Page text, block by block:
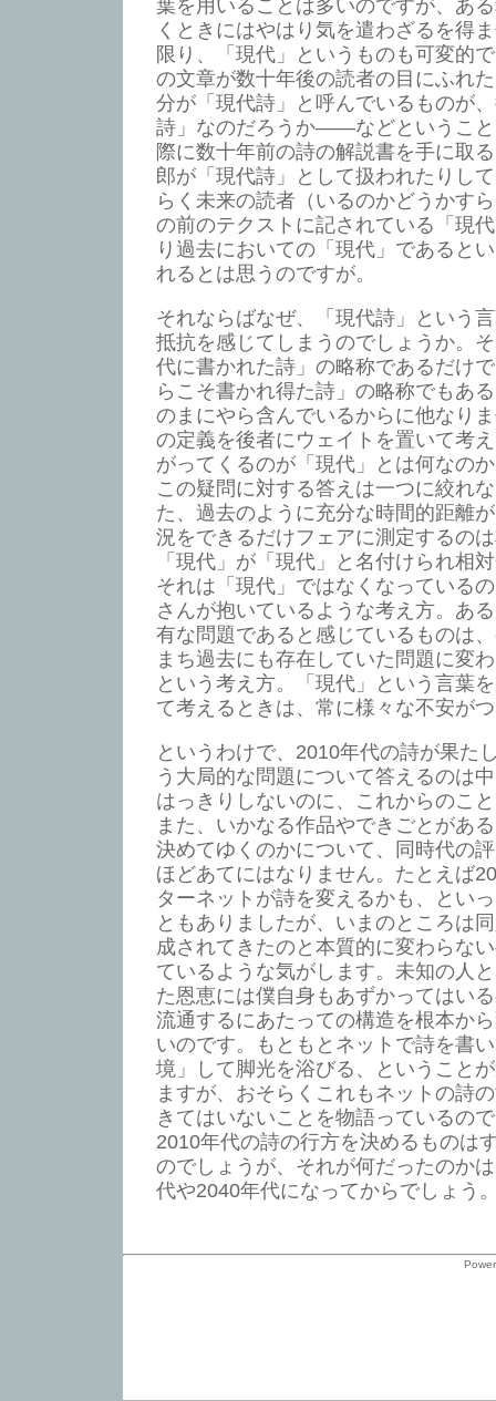
葉を用いることは多いのですが、あ
くときにはやはり気を遣わざるを得
限り、「現代」というものも可変的
の文章が数十年後の読者の目にふれ
分が「現代詩」と呼んでいるものが
詩」なのだろうか――などというこ
際に数十年前の詩の解説書を手に取
郎が「現代詩」として扱われたりし
らく未来の読者（いるのかどうかす
の前のテクストに記されている「現
り過去においての「現代」であると
れるとは思うのですが。
それならばなぜ、「現代詩」という
抵抗を感じてしまうのでしょうか。
代に書かれた詩」の略称であるだけ
らこそ書かれ得た詩」の略称でもあ
のまにやら含んでいるからに他なり
の定義を後者にウェイトを置いて考
がってくるのが「現代」とは何なの
この疑問に対する答えは一つに絞れ
た、過去のように充分な時間的距離
況をできるだけフェアに測定するの
「現代」が「現代」と名付けられ相
それは「現代」ではなくなっている
さんが抱いているような考え方。あ
有な問題であると感じているものは
まち過去にも存在していた問題に変
という考え方。「現代」という言葉
て考えるときは、常に様々な不安が
というわけで、2010年代の詩が果た
う大局的な問題について答えるのは
はっきりしないのに、これからのこ
また、いかなる作品やできごとがあ
決めてゆくのかについて、同時代の
ほどあてにはなりません。たとえば
ターネットが詩を変えるかも、とい
ともありましたが、いまのところは
成されてきたのと本質的に変わらな
ているような気がします。未知の人
た恩恵には僕自身もあずかってはい
流通するにあたっての構造を根本か
いのです。もともとネットで詩を書
境」して脚光を浴びる、ということ
ますが、おそらくこれもネットの詩
きてはいないことを物語っているの
2010年代の詩の行方を決めるものは
のでしょうが、それが何だったのか
代や2040年代になってからでしょう